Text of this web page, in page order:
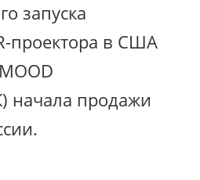
запуска
проектора в США
продажи